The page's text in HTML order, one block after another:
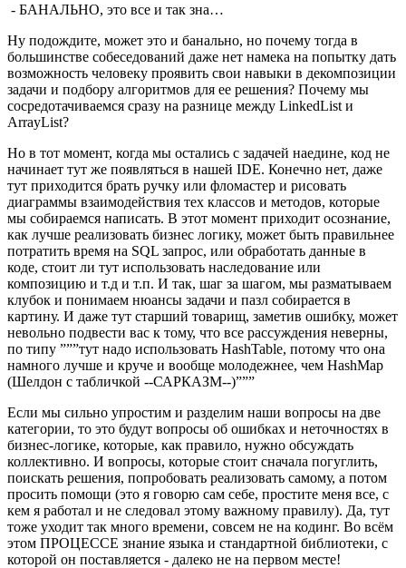
- БАНАЛЬНО, это все и так зна…
Ну подождите, может это и банально, но почему тогда в
большинстве собеседований даже нет намека на попытку дать
возможность человеку проявить свои навыки в декомпозиции
задачи и подбору алгоритмов для ее решения? Почему мы
сосредотачиваемся сразу на разнице между LinkedList и
ArrayList?
Но в тот момент, когда мы остались с задачей наедине, код не
начинает тут же появляться в нашей IDE. Конечно нет, даже
тут приходится брать ручку или фломастер и рисовать
диаграммы взаимодействия тех классов и методов, которые
мы собираемся написать. В этот момент приходит осознание,
как лучше реализовать бизнес логику, может быть правильнее
потратить время на SQL запрос, или обработать данные в
коде, стоит ли тут использовать наследование или
композицию и т.д и т.п. И так, шаг за шагом, мы разматываем
клубок и понимаем нюансы задачи и пазл собирается в
картину. И даже тут старший товарищ, заметив ошибку, может
невольно подвести вас к тому, что все рассуждения неверны,
по типу ”””тут надо использовать HashTable, потому что она
намного лучше и круче и вообще молодежнее, чем HashMap
(Шелдон с табличкой --САРКАЗМ--)”””
Если мы сильно упростим и разделим наши вопросы на две
категории, то это будут вопросы об ошибках и неточностях в
бизнес-логике, которые, как правило, нужно обсуждать
коллективно. И вопросы, которые стоит сначала погуглить,
поискать решения, попробовать реализовать самому, а потом
просить помощи (это я говорю сам себе, простите меня все, с
кем я работал и не следовал этому важному правилу). Да, тут
тоже уходит так много времени, совсем не на кодинг. Во всём
этом ПРОЦЕССЕ знание языка и стандартной библиотеки, с
которой он поставляется - далеко не на первом месте!